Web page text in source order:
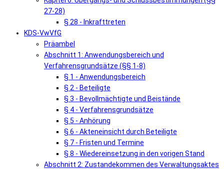
27-28)
§ 28 - Inkrafttreten
KDS-VwVfG
Präambel
Abschnitt 1: Anwendungsbereich und
Verfahrensgrundsätze (§§ 1-8)
§ 1 - Anwendungsbereich
§ 2 - Beteiligte
§ 3 - Bevollmächtigte und Beistände
§ 4 - Verfahrensgrundsätze
§ 5 - Anhörung
§ 6 - Akteneinsicht durch Beteiligte
§ 7 - Fristen und Termine
§ 8 - Wiedereinsetzung in den vorigen Stand
Abschnitt 2: Zustandekommen des Verwaltungsaktes